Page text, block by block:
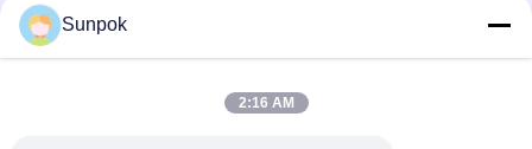
Casi
Sunpok
2:16 AM